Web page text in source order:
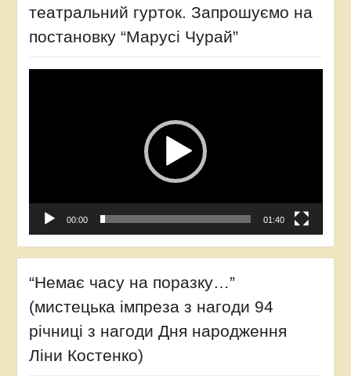
театральний гурток. Запрошуємо на
постановку “Марусі Чурай”
00:00 01:40
“Немає часу на поразку…”
(мистецька імпреза з нагоди 94
річниці з нагоди Дня народження
Ліни Костенко)